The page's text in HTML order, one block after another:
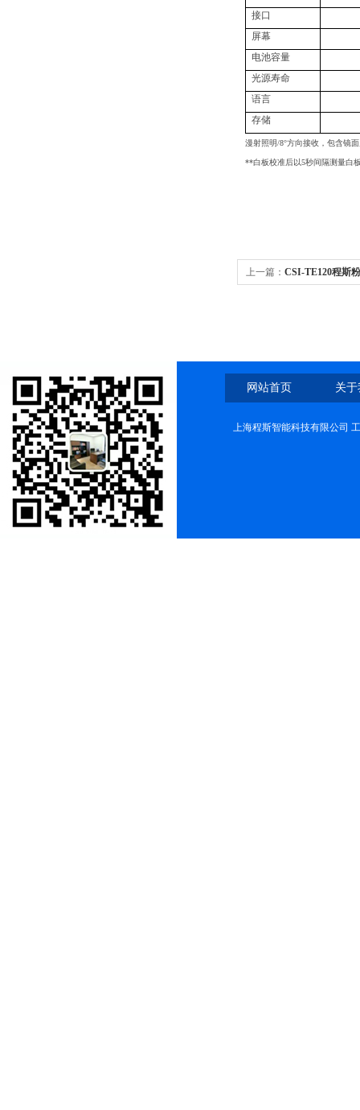
接口
屏幕
电池容量
光源寿命
语言
存储
漫射照明/8°方向接收，包含镜
**白板校准后以5秒间隔测量白
上一篇： CSI-TE120程斯
网站首页 关
上海程斯智能科技有限公司